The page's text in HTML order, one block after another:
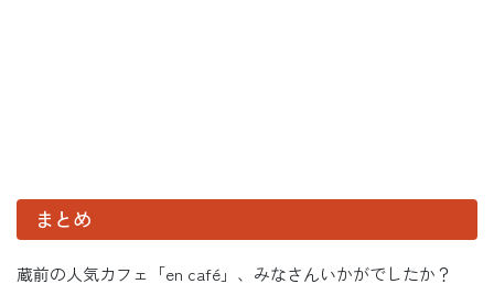
まとめ
蔵前の人気カフェ「en café」、みなさんいかがでしたか？